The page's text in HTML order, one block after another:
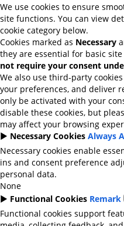
We use cookies to ensure
site functions. You can view
cookie category below.
Cookies marked as Necessary
they are essential for basic
not require your consent
We also use third-party
your preferences, and deliver
only be activated with your
disable these cookies, but
may affect your browsing
► Necessary Cookies Always
Necessary cookies enable
ins and consent preference
personal data.
None
► Functional Cookies Remark
Functional cookies support